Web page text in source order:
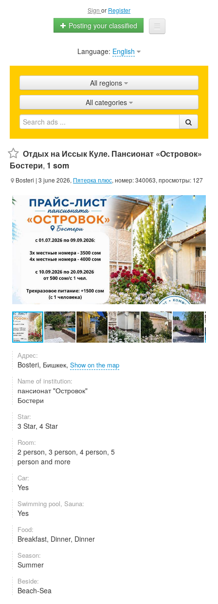
Sign or Register
Posting your classified
Home
Shops
Promotion
FAQ
Blog
Language: English
All regions
All categories
Отдых на Иссык Куле. Пансионат «Островок»
Бостери, 1 som
Bosteri | 3 june 2026, Пятерка плюс, номер: 340063, просмотры: 127
Адрес:
Bosteri, Бишкек, Show on the map
Name of institution:
пансионат "Островок"
Бостери
Star:
3 Star, 4 Star
Room:
2 person, 3 person, 4 person, 5
person and more
Car:
Yes
Swimming pool, Sauna:
Yes
Food:
Breakfast, Dinner, Dinner
Season:
Summer
Beside:
Beach-Sea